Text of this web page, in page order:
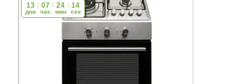
13
дни
: 07
час
: 24
мин
: 14
cек